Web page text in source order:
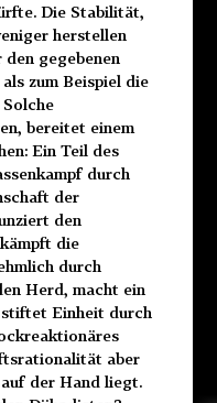
Die Stabilität,
herstellen
gegebenen
zum Beispiel die
bereitet einem
Ein Teil des
durch
der
den
die
durch
Herd, macht ein
stiftet Einheit durch
aber
der Hand liegt.